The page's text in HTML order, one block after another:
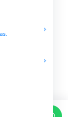
reservados.